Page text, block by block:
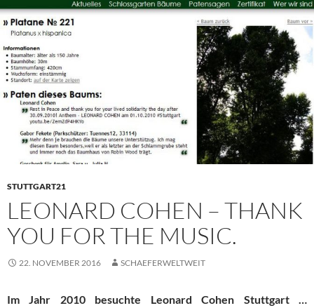
STUTTGART21
LEONARD COHEN – THANK
YOU FOR THE MUSIC.
22. NOVEMBER 2016 SCHAEFERWELTWEIT
Im Jahr 2010 besuchte Leonard Cohen Stuttgart …